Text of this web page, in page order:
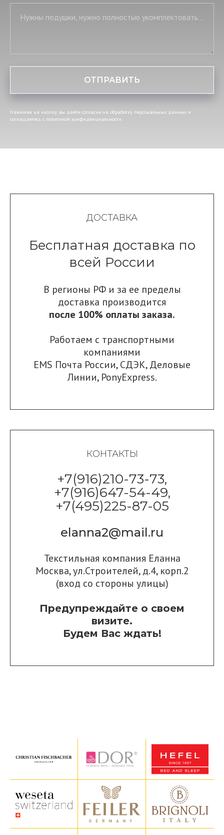
Нужны подушки, нужно полностью укомплектовать постель, нужны скатерть и салфетки
ОТПРАВИТЬ
Нажимая на кнопку, вы даете согласие на обработку персональных данных и
соглашаетесь c политикой конфиденциальности.
ДОСТАВКА
Бесплатная доставка по
всей России
В регионы РФ и за ее пределы
доставка производится
после 100% оплаты заказа.
Работаем с транспортными
компаниями
EMS Почта России,СДЭК,Деловые
Линии, PonyExpress.
КОНТАКТЫ
+7(916)210-73-73,
+7(916)647-54-49,
+7(495)225-87-05
elanna2@mail.ru
Текстильная компания Еланна
Москва, ул.Строителей, д.4, корп.2
(вход со стороны улицы)
Предупреждайте о своем
визите.
Будем Вас ждать!